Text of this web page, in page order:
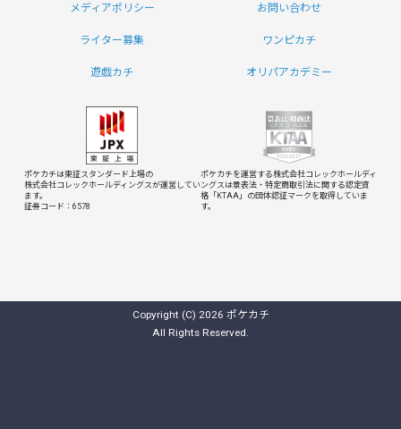
メディアポリシー お問い合わせ
ライター募集 ワンピカチ
遊戯カチ オリパアカデミー
ポケカチは東証スタンダード上場の
株式会社コレックホールディングスが運営してい
ます。
証券コード：6578
ポケカチを運営する株式会社コレックホールディ
ングスは景表法・特定商取引法に関する認定資
格「KTAA」の団体認証マークを取得していま
す。
Copyright (C) 2026 ポケカチ
All Rights Reserved.